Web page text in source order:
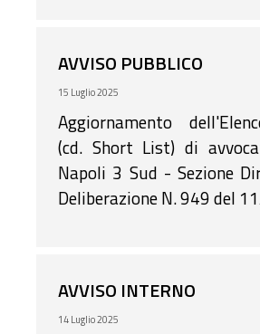
AVVISO PUBBLICO
15 Luglio 2025
Aggiornamento
(cd. Short List) di avvocati dell' ASL
Napoli 3 Sud - Sezione
Deliberazione N. 949 del
AVVISO INTERNO
14 Luglio 2025